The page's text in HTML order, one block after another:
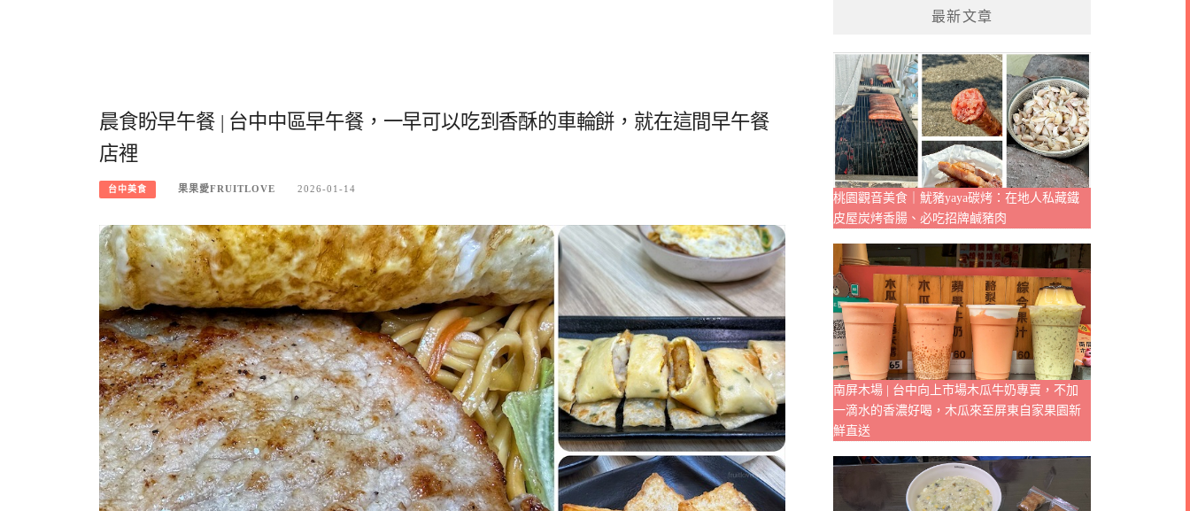
晨食盼早午餐 | 台中中區早午餐，一早可以吃到香酥的車輪餅，就在這間早午餐
店裡
台中美食 果果愛FRUITLOVE 2026-01-14
最新文章
桃園觀音美食｜魷豬yaya碳烤：在地人私藏鐵
皮屋炭烤香腸、必吃招牌鹹豬肉
南屏木場 | 台中向上市場木瓜牛奶專賣，不加
一滴水的香濃好喝，木瓜來至屏東自家果園新
鮮直送